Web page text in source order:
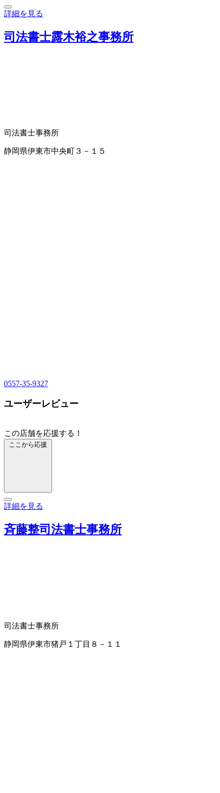
詳細を見る
司法書士露木裕之事務所
司法書士事務所
静岡県伊東市中央町３－１５
0557-35-9327
ユーザーレビュー
この店舗を応援する！
ここから応援
詳細を見る
斉藤整司法書士事務所
司法書士事務所
静岡県伊東市猪戸１丁目８－１１